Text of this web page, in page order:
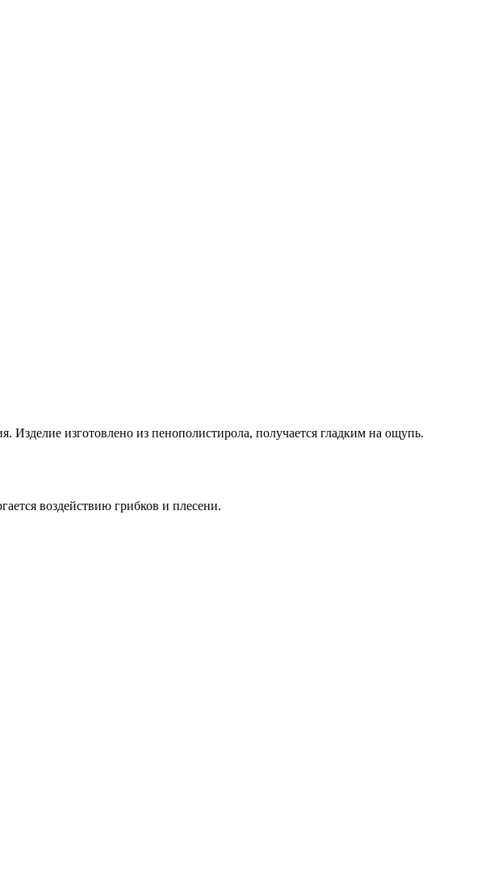
изготовлено из пенополистирола, получается гладким на ощупь.
воздействию грибков и плесени.